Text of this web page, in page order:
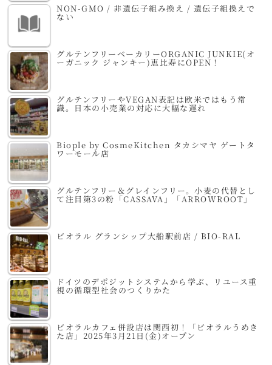
NON-GMO / 非遺伝子組み換え / 遺伝子組換えで
ない
グルテンフリーベーカリーORGANIC JUNKIE(オ
ーガニック ジャンキー)恵比寿にOPEN！
グルテンフリーやVEGAN表記は欧米ではもう常
識。日本の小売業の対応に大幅な遅れ
Biople by CosmeKitchen タカシマヤ ゲートタ
ワーモール店
グルテンフリー＆グレインフリー。小麦の代替とし
て注目第3の粉「CASSAVA」「ARROWROOT」
ビオラル グランシップ大船駅前店 / BIO-RAL
ドイツのデポジットシステムから学ぶ、リユース重
視の循環型社会のつくりかた
ビオラルカフェ併設店は関西初！「ビオラルうめき
た店」2025年3月21日(金)オープン